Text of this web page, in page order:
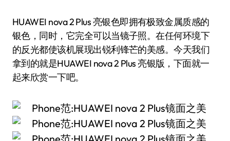
HUAWEI nova 2 Plus 亮银色即拥有极致金属质感的
银色，同时，它完全可以当镜子照。在任何环境下
的反光都使该机展现出锐利锋芒的美感。今天我们
拿到的就是HUAWEI nova 2 Plus 亮银版，下面就一
起来欣赏一下吧。